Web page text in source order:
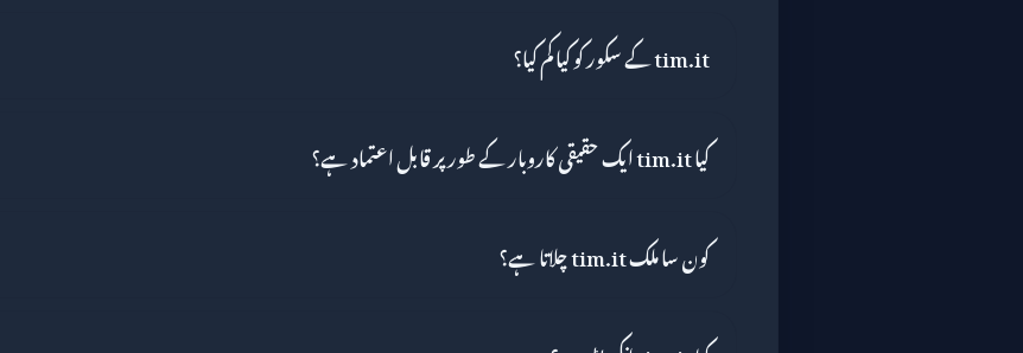
tim.it کے سکور کو کیا کم کیا؟
کیا tim.it ایک حقیقی کاروبار کے طور پر قابل اعتماد ہے؟
کون سا ملک tim.it چلاتا ہے؟